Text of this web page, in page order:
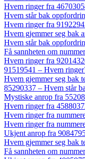
Hvem ringer fra
Hvem står bak
Hvem ringer fra
Hvem gjemmer seg bak
Hvem står bak
Få sannheten om
Hvem ringer fra
91519541 – Hvem
Hvem gjemmer seg bak
85290337 – Hvem står
Mystiske anrop fra
Hvem ringer fra
Hvem ringer fra
Hvem ringer fra
Ukjent anrop fra
Hvem gjemmer seg bak
Få sannheten om